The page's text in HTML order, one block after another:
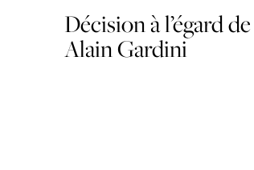
Décision à l’égard
Alain Gardini